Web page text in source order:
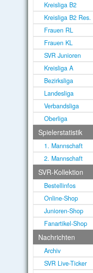
Kreisliga B2
Kreisliga B2 Res.
Frauen RL
Frauen KL
SVR Junioren
Kreisliga A
Bezirksliga
Landesliga
Verbandsliga
Oberliga
Spielerstatistik
1. Mannschaft
2. Mannschaft
SVR-Kollektion
Bestellinfos
Online-Shop
Junioren-Shop
Fanartikel-Shop
Nachrichten
Archiv
SVR Live-Ticker